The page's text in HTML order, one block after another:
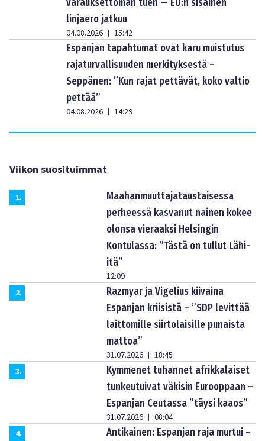
varauksettoman tuen — EU:n sisäinen
linjaero jatkuu
04.08.2026 | 15:42
Espanjan tapahtumat ovat karu muistutus
rajaturvallisuuden merkityksestä –
Seppänen: ”Kun rajat pettävät, koko valtio
pettää”
04.08.2026 | 14:29
Viikon suosituimmat
1.
Maahanmuuttajataustaisessa
perheessä kasvanut nainen kokee
olonsa vieraaksi Helsingin
Kontulassa: ”Tästä on tullut Lähi-
itä”
12:09
2.
Razmyar ja Vigelius kiivaina
Espanjan kriisistä – ”SDP levittää
laittomille siirtolaisille punaista
mattoa”
31.07.2026 | 18:45
3.
Kymmenet tuhannet afrikkalaiset
tunkeutuivat väkisin Eurooppaan –
Espanjan Ceutassa ”täysi kaaos”
31.07.2026 | 08:04
4.
Antikainen: Espanjan raja murtui –